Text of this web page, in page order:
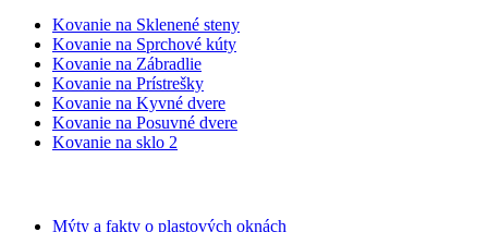
Kovanie na Sklenené steny
Kovanie na Sprchové kúty
Kovanie na Zábradlie
Kovanie na Prístrešky
Kovanie na Kyvné dvere
Kovanie na Posuvné dvere
Kovanie na sklo 2
Mýty a fakty o plastových oknách